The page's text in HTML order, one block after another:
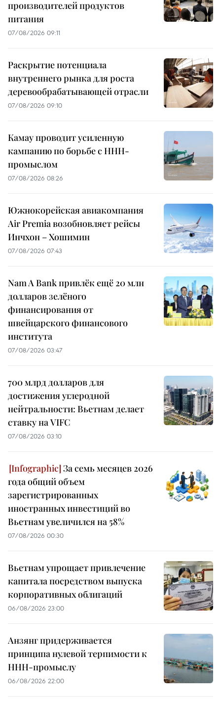
производителей продуктов
питания
07/08/2026 09:11
Раскрытие потенциала
внутреннего рынка для роста
деревообрабатывающей отрасли
07/08/2026 09:10
Камау проводит усиленную
кампанию по борьбе с ННН-
промыслом
07/08/2026 08:26
Южнокорейская авиакомпания
Air Premia возобновляет рейсы
Инчхон – Хошимин
07/08/2026 07:43
Nam A Bank привлёк ещё 20 млн
долларов зелёного
финансирования от
швейцарского финансового
института
07/08/2026 03:47
700 млрд долларов для
достижения углеродной
нейтральности: Вьетнам делает
ставку на VIFC
07/08/2026 03:10
За семь месяцев 2026
года общий объем
зарегистрированных
иностранных инвестиций во
Вьетнам увеличился на 58%
07/08/2026 00:30
Вьетнам упрощает привлечение
капитала посредством выпуска
корпоративных облигаций
06/08/2026 23:00
Анзянг придерживается
принципа нулевой терпимости к
ННН-промыслу
06/08/2026 22:00